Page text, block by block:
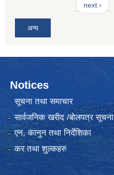
next ›
अन्य
Notices
सूचना तथा समाचार
सार्वजनिक खरीद /बोलपत्र सूचना
एन, कानुन तथा निर्देशिका
कर तथा शुल्कहरु